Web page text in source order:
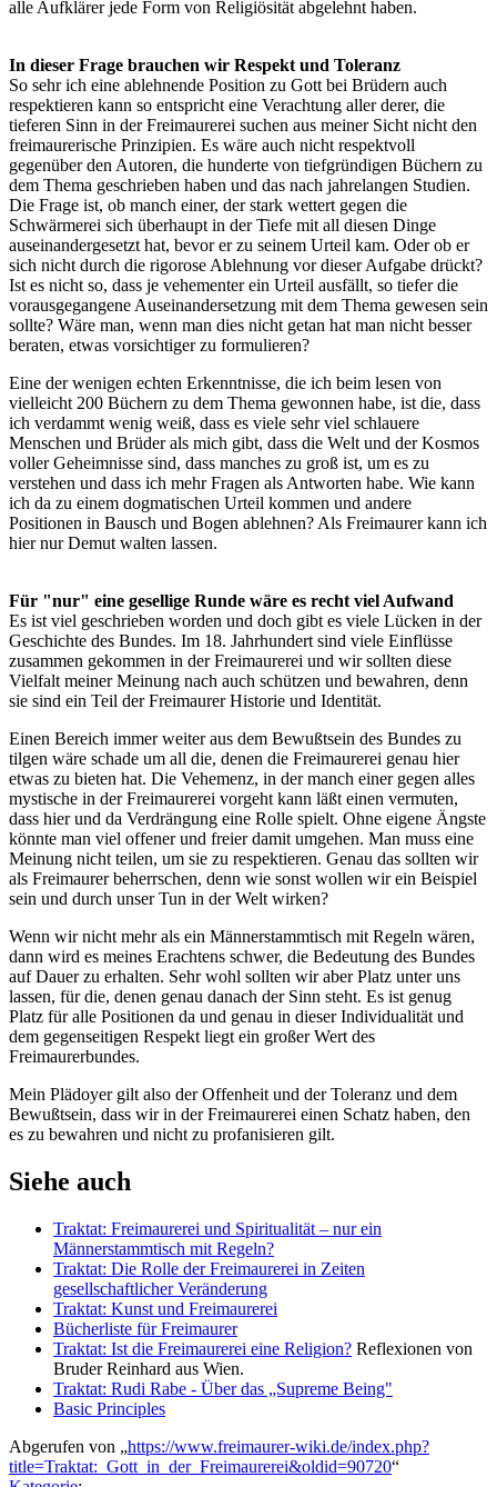
alle Aufklärer jede Form von Religiösität abgelehnt haben.
In dieser Frage brauchen wir Respekt und Toleranz
So sehr ich eine ablehnende Position zu Gott bei Brüdern auch
respektieren kann so entspricht eine Verachtung aller derer, die
tieferen Sinn in der Freimaurerei suchen aus meiner Sicht nicht den
freimaurerische Prinzipien. Es wäre auch nicht respektvoll
gegenüber den Autoren, die hunderte von tiefgründigen Büchern zu
dem Thema geschrieben haben und das nach jahrelangen Studien.
Die Frage ist, ob manch einer, der stark wettert gegen die
Schwärmerei sich überhaupt in der Tiefe mit all diesen Dinge
auseinandergesetzt hat, bevor er zu seinem Urteil kam. Oder ob er
sich nicht durch die rigorose Ablehnung vor dieser Aufgabe drückt?
Ist es nicht so, dass je vehementer ein Urteil ausfällt, so tiefer die
vorausgegangene Auseinandersetzung mit dem Thema gewesen sein
sollte? Wäre man, wenn man dies nicht getan hat man nicht besser
beraten, etwas vorsichtiger zu formulieren?
Eine der wenigen echten Erkenntnisse, die ich beim lesen von
vielleicht 200 Büchern zu dem Thema gewonnen habe, ist die, dass
ich verdammt wenig weiß, dass es viele sehr viel schlauere
Menschen und Brüder als mich gibt, dass die Welt und der Kosmos
voller Geheimnisse sind, dass manches zu groß ist, um es zu
verstehen und dass ich mehr Fragen als Antworten habe. Wie kann
ich da zu einem dogmatischen Urteil kommen und andere
Positionen in Bausch und Bogen ablehnen? Als Freimaurer kann ich
hier nur Demut walten lassen.
Für "nur" eine gesellige Runde wäre es recht viel Aufwand
Es ist viel geschrieben worden und doch gibt es viele Lücken in der
Geschichte des Bundes. Im 18. Jahrhundert sind viele Einflüsse
zusammen gekommen in der Freimaurerei und wir sollten diese
Vielfalt meiner Meinung nach auch schützen und bewahren, denn
sie sind ein Teil der Freimaurer Historie und Identität.
Einen Bereich immer weiter aus dem Bewußtsein des Bundes zu
tilgen wäre schade um all die, denen die Freimaurerei genau hier
etwas zu bieten hat. Die Vehemenz, in der manch einer gegen alles
mystische in der Freimaurerei vorgeht kann läßt einen vermuten,
dass hier und da Verdrängung eine Rolle spielt. Ohne eigene Ängste
könnte man viel offener und freier damit umgehen. Man muss eine
Meinung nicht teilen, um sie zu respektieren. Genau das sollten wir
als Freimaurer beherrschen, denn wie sonst wollen wir ein Beispiel
sein und durch unser Tun in der Welt wirken?
Wenn wir nicht mehr als ein Männerstammtisch mit Regeln wären,
dann wird es meines Erachtens schwer, die Bedeutung des Bundes
auf Dauer zu erhalten. Sehr wohl sollten wir aber Platz unter uns
lassen, für die, denen genau danach der Sinn steht. Es ist genug
Platz für alle Positionen da und genau in dieser Individualität und
dem gegenseitigen Respekt liegt ein großer Wert des
Freimaurerbundes.
Mein Plädoyer gilt also der Offenheit und der Toleranz und dem
Bewußtsein, dass wir in der Freimaurerei einen Schatz haben, den
es zu bewahren und nicht zu profanisieren gilt.
Siehe auch
Traktat: Freimaurerei und Spiritualität – nur ein
Männerstammtisch mit Regeln?
Traktat: Die Rolle der Freimaurerei in Zeiten
gesellschaftlicher Veränderung
Traktat: Kunst und Freimaurerei
Bücherliste für Freimaurer
Traktat: Ist die Freimaurerei eine Religion? Reflexionen von
Bruder Reinhard aus Wien.
Traktat: Rudi Rabe - Über das „Supreme Being"
Basic Principles
Abgerufen von „https://www.freimaurer-wiki.de/index.php?
title=Traktat:_Gott_in_der_Freimaurerei&oldid=90720“